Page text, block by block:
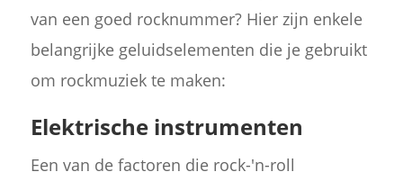
van een goed rocknummer? Hier zijn enkele
belangrijke geluidselementen die je gebruikt
om rockmuziek te maken:
Elektrische instrumenten
Een van de factoren die rock-'n-roll